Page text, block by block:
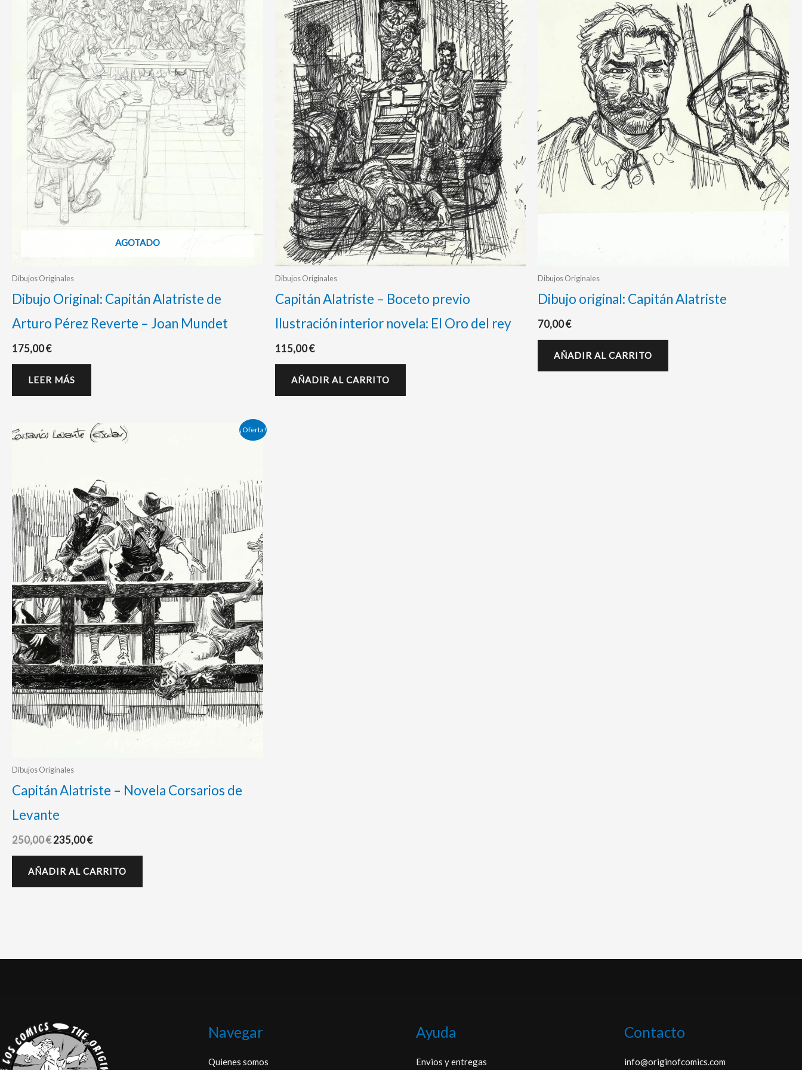
AGOTADO
Dibujos Originales
Dibujo Original: Capitán Alatriste de
Arturo Pérez Reverte – Joan Mundet
175,00€
LEER MÁS
Dibujos Originales
Capitán Alatriste – Boceto previo
Ilustración interior novela: El Oro del rey
115,00€
AÑADIR AL CARRITO
Dibujos Originales
Dibujo original: Capitán Alatriste
70,00€
AÑADIR AL CARRITO
¡Oferta!
Dibujos Originales
Capitán Alatriste – Novela Corsarios de
Levante
250,00€
El
precio
235,00€
El
precio
235,00 €.
AÑADIR AL CARRITO
Navegar
Quienes somos
Ayuda
Envios y entregas
Contacto
info@originofcomics.com